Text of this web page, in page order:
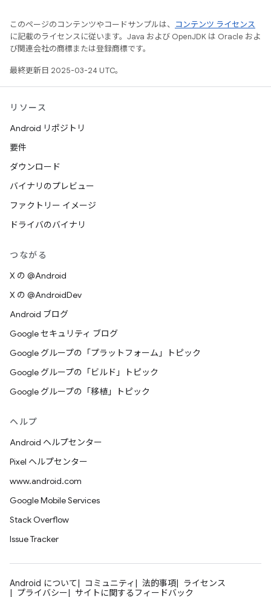
このページのコンテンツやコードサンプルは、
コンテンツ ライセンス
に記載のライセンスに従います。Java および OpenJDK は Oracle およ
び関連会社の商標または登録商標です。
最終更新日 2025-03-24 UTC。
リソース
Android リポジトリ
要件
ダウンロード
バイナリのプレビュー
ファクトリー イメージ
ドライバのバイナリ
つながる
X の @Android
X の @AndroidDev
Android ブログ
Google セキュリティ ブログ
Google グループの「プラットフォーム」トピック
Google グループの「ビルド」トピック
Google グループの「移植」トピック
ヘルプ
Android ヘルプセンター
Pixel ヘルプセンター
www.android.com
Google Mobile Services
Stack Overflow
Issue Tracker
Android について コミュニティ 法的事項
ライセンス
プライバシー
サイトに関するフィードバック